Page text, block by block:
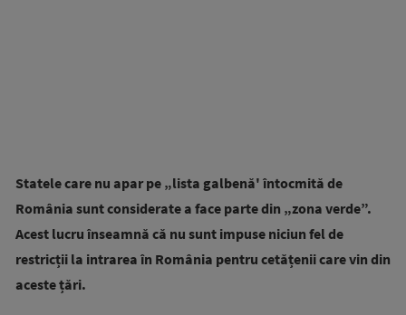
Statele care nu apar pe „lista galbenă' întocmită de
România sunt considerate a face parte din „zona verde”.
Acest lucru înseamnă că nu sunt impuse niciun fel de
restricții la intrarea în România pentru cetățenii care vin din
aceste țări.